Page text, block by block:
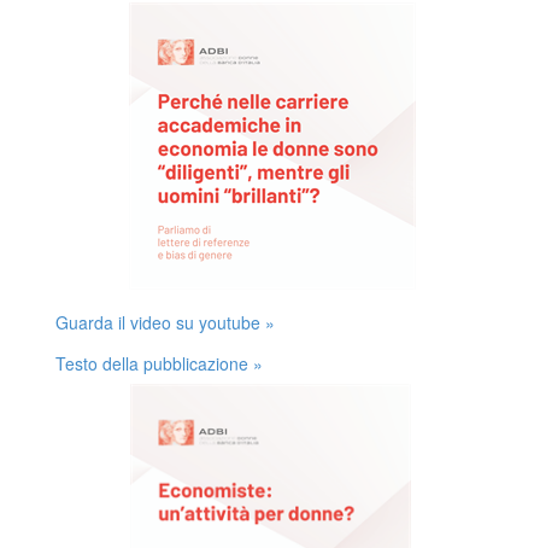
Guarda il video su youtube »
Testo della pubblicazione »